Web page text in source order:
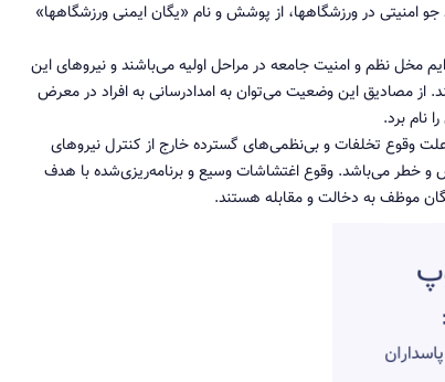
امنیتی در ورزشگاهها، از پوشش و نام «یگان ایمنی ورزشگاهها»
نظم و امنیت جامعه در مراحل اولیه می‌باشند و نیروهای این
از مصادیق این وضعیت می‌توان به امدادرسانی به افراد در معرض
نام برد.
وقوع تخلفات و بی‌نظمی‌های گسترده خارج از کنترل نیروهای
خطر می‌باشد. وقوع اغتشاشات وسیع و برنامه‌ریزی‌شده با هدف
موظف به دخالت و مقابله هستند.